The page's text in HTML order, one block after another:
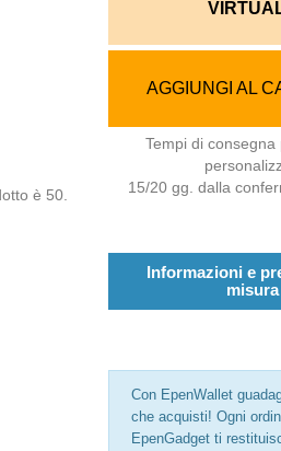
è 50.
AGGIUNGI AL
Tempi di consegna
15/20 gg. dalla
Informazioni e
misura
Con EpenWallet
che acquisti! Ogni
EpenGadget ti